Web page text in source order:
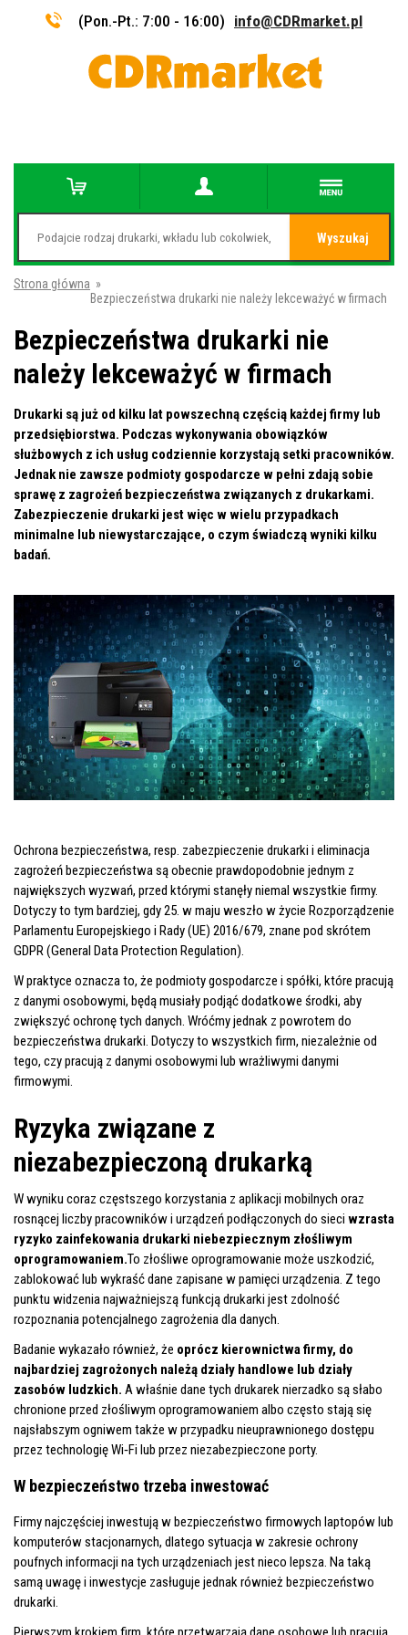
(Pon.-Pt.: 7:00 - 16:00) info@CDRmarket.pl
Wyszukaj
Strona główna »
Bezpieczeństwa drukarki nie należy lekceważyć w firmach
Bezpieczeństwa drukarki nie
należy lekceważyć w firmach
Drukarki są już od kilku lat powszechną częścią każdej firmy lub
przedsiębiorstwa. Podczas wykonywania obowiązków
służbowych z ich usług codziennie korzystają setki pracowników.
Jednak nie zawsze podmioty gospodarcze w pełni zdają sobie
sprawę z zagrożeń bezpieczeństwa związanych z drukarkami.
Zabezpieczenie drukarki jest więc w wielu przypadkach
minimalne lub niewystarczające, o czym świadczą wyniki kilku
badań.
Ochrona bezpieczeństwa, resp. zabezpieczenie drukarki i eliminacja
zagrożeń bezpieczeństwa są obecnie prawdopodobnie jednym z
największych wyzwań, przed którymi stanęły niemal wszystkie firmy.
Dotyczy to tym bardziej, gdy 25. w maju weszło w życie Rozporządzenie
Parlamentu Europejskiego i Rady (UE) 2016/679, znane pod skrótem
GDPR (General Data Protection Regulation).
W praktyce oznacza to, że podmioty gospodarcze i spółki, które pracują
z danymi osobowymi, będą musiały podjąć dodatkowe środki, aby
zwiększyć ochronę tych danych. Wróćmy jednak z powrotem do
bezpieczeństwa drukarki. Dotyczy to wszystkich firm, niezależnie od
tego, czy pracują z danymi osobowymi lub wrażliwymi danymi
firmowymi.
Ryzyka związane z
niezabezpieczoną drukarką
W wyniku coraz częstszego korzystania z aplikacji mobilnych oraz
rosnącej liczby pracowników i urządzeń podłączonych do sieci wzrasta
ryzyko zainfekowania drukarki niebezpiecznym złośliwym
oprogramowaniem.To złośliwe oprogramowanie może uszkodzić,
zablokować lub wykraść dane zapisane w pamięci urządzenia. Z tego
punktu widzenia najważniejszą funkcją drukarki jest zdolność
rozpoznania potencjalnego zagrożenia dla danych.
Badanie wykazało również, że oprócz kierownictwa firmy, do
najbardziej zagrożonych należą działy handlowe lub działy
zasobów ludzkich. A właśnie dane tych drukarek nierzadko są słabo
chronione przed złośliwym oprogramowaniem albo często stają się
najsłabszym ogniwem także w przypadku nieuprawnionego dostępu
przez technologię Wi‑Fi lub przez niezabezpieczone porty.
W bezpieczeństwo trzeba inwestować
Firmy najczęściej inwestują w bezpieczeństwo firmowych laptopów lub
komputerów stacjonarnych, dlatego sytuacja w zakresie ochrony
poufnych informacji na tych urządzeniach jest nieco lepsza. Na taką
samą uwagę i inwestycje zasługuje jednak również bezpieczeństwo
drukarki.